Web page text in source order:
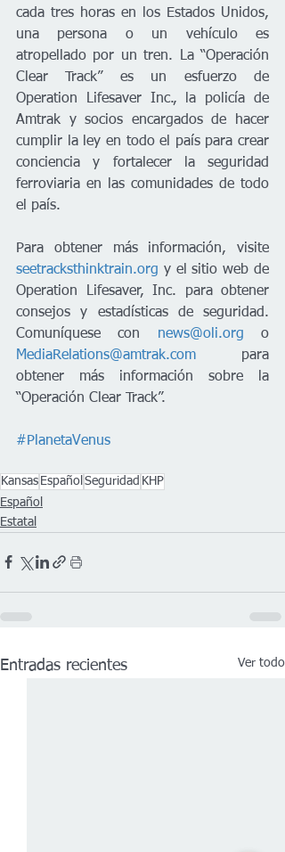
cada tres horas en los Estados Unidos,
una persona o un vehículo es
atropellado por un tren. La “Operación
Clear Track” es un esfuerzo de
Operation Lifesaver Inc., la policía de
Amtrak y socios encargados de hacer
cumplir la ley en todo el país para crear
conciencia y fortalecer la seguridad
ferroviaria en las comunidades de todo
el país.
seetracksthinktrain.org y el sitio web de
Operation Lifesaver, Inc. para obtener
consejos y estadísticas de seguridad.
Comuníquese con news@oli.org
MediaRelations@amtrak.com para
obtener más información sobre la
“Operación Clear Track”.
#PlanetaVenus
Kansas Español Seguridad KHP
Español
Estatal
Entradas recientes Ver todo